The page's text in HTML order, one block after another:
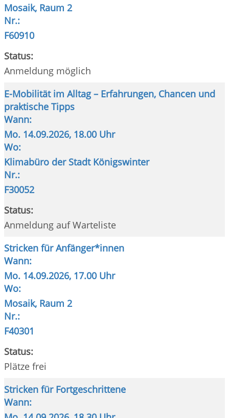
Mosaik, Raum 2
Nr.:
F60910
Status:
Anmeldung möglich
E-Mobilität im Alltag – Erfahrungen, Chancen und
praktische Tipps
Wann:
Mo. 14.09.2026, 18.00 Uhr
Wo:
Klimabüro der Stadt Königswinter
Nr.:
F30052
Status:
Anmeldung auf Warteliste
Stricken für Anfänger*innen
Wann:
Mo. 14.09.2026, 17.00 Uhr
Wo:
Mosaik, Raum 2
Nr.:
F40301
Status:
Plätze frei
Stricken für Fortgeschrittene
Wann: